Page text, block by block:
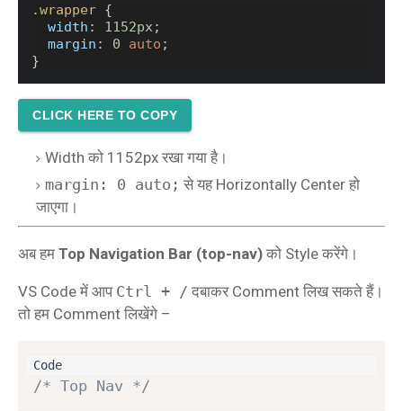
.wrapper {
width : 1152px;
margin : 0 auto ;
}
CLICK HERE TO COPY
Width को 1152px रखा गया है।
margin: 0 auto; से यह Horizontally Center हो
जाएगा।
अब हम Top Navigation Bar (top-nav) को Style करेंगे।
VS Code में आप Ctrl + / दबाकर Comment लिख सकते हैं।
तो हम Comment लिखेंगे –
/* Top Nav */